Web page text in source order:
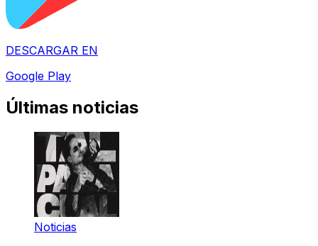
DESCARGAR EN
Google Play
Últimas noticias
Noticias